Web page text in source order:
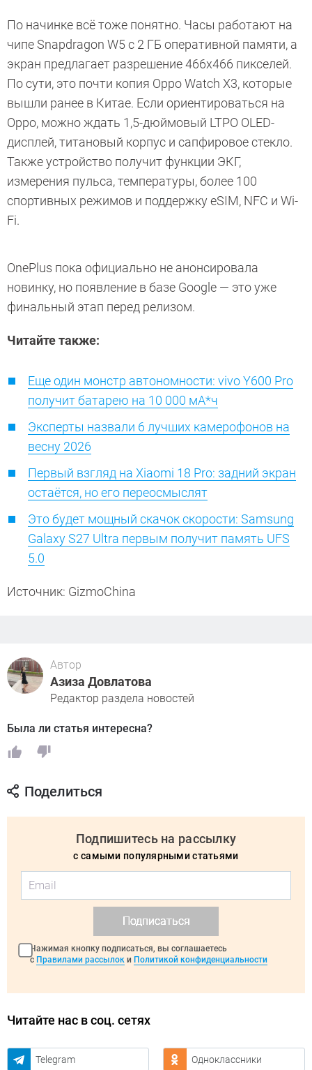
По начинке всё тоже понятно. Часы работают на
чипе Snapdragon W5 с 2 ГБ оперативной памяти, а
экран предлагает разрешение 466х466 пикселей.
По сути, это почти копия Oppo Watch X3, которые
вышли ранее в Китае. Если ориентироваться на
Oppo, можно ждать 1,5-дюймовый LTPO OLED-
дисплей, титановый корпус и сапфировое стекло.
Также устройство получит функции ЭКГ,
измерения пульса, температуры, более 100
спортивных режимов и поддержку eSIM, NFC и Wi-
Fi.
OnePlus пока официально не анонсировала
новинку, но появление в базе Google — это уже
финальный этап перед релизом.
Читайте также:
Еще один монстр автономности: vivo Y600 Pro
получит батарею на 10 000 мА*ч
Эксперты назвали 6 лучших камерофонов на
весну 2026
Первый взгляд на Xiaomi 18 Pro: задний экран
остаётся, но его переосмыслят
Это будет мощный скачок скорости: Samsung
Galaxy S27 Ultra первым получит память UFS
5.0
Источник: GizmoChina
Автор
Азиза Довлатова
Редактор раздела новостей
Была ли статья интересна?
Поделиться
Подпишитесь на рассылку
с самыми популярными статьями
Подписаться
Нажимая кнопку подписаться, вы соглашаетесь
с Правилами рассылок и Политикой конфиденциальности
Читайте нас в соц. сетях
Telegram Одноклассники